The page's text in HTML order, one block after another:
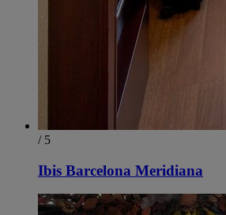
/ 5
Ibis Barcelona Meridiana